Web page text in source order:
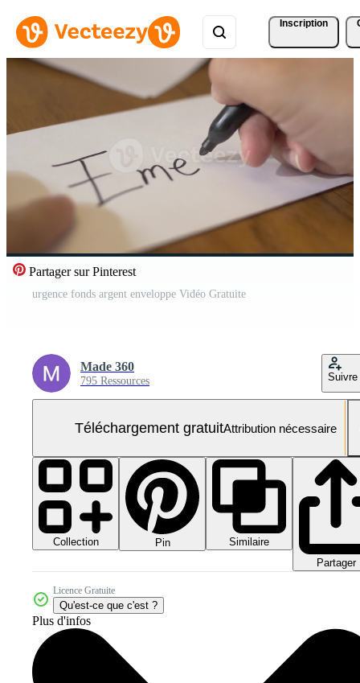
Inscription
Partager sur Pinterest
urgence fonds argent enveloppe Vidéo Gratuite
Made 360
795 Ressources Suivre
Téléchargement gratuitAttribution nécessaire
Collection Pin
Similaire
Partager
Licence Gratuite
Qu'est-ce que c'est ?
Plus d'infos